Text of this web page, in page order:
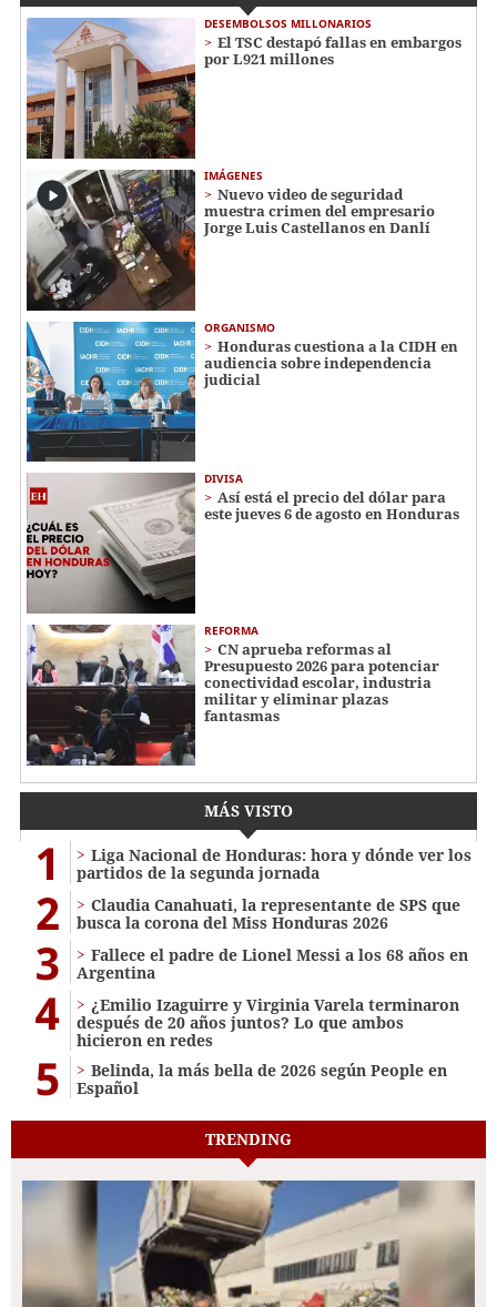
DESEMBOLSOS MILLONARIOS
El TSC destapó fallas en embargos
por L921 millones
IMÁGENES
Nuevo video de seguridad
muestra crimen del empresario
Jorge Luis Castellanos en Danlí
ORGANISMO
Honduras cuestiona a la CIDH en
audiencia sobre independencia
judicial
DIVISA
Así está el precio del dólar para
este jueves 6 de agosto en Honduras
REFORMA
CN aprueba reformas al
Presupuesto 2026 para potenciar
conectividad escolar, industria
militar y eliminar plazas
fantasmas
MÁS VISTO
1
Liga Nacional de Honduras: hora y dónde ver los
partidos de la segunda jornada
2
Claudia Canahuati, la representante de SPS que
busca la corona del Miss Honduras 2026
3
Fallece el padre de Lionel Messi a los 68 años en
Argentina
4
¿Emilio Izaguirre y Virginia Varela terminaron
después de 20 años juntos? Lo que ambos
hicieron en redes
5
Belinda, la más bella de 2026 según People en
Español
TRENDING